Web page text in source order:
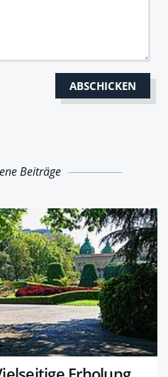
Beiträge